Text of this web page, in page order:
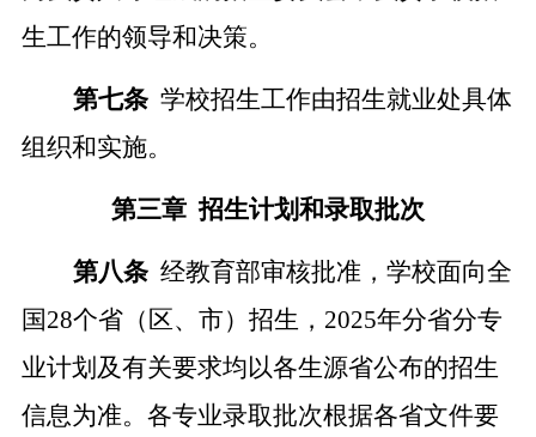
生工作的领导和决策。
第七条 学校招生工作由招生就业处具体
组织和实施。
第三章 招生计划和录取批次
第八条 经教育部审核批准，学校面向全
国28个省（区、市）招生， 2025年分省分专
业计划及有关要求均以各生源省公布的招生
信息为准。各专业录取批次根据各省文件要